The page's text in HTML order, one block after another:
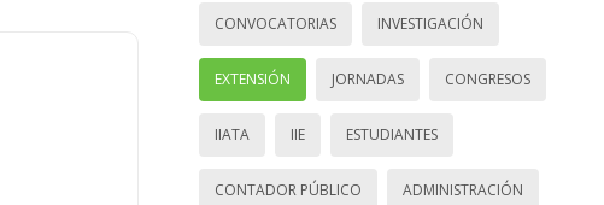
CONVOCATORIAS INVESTIGACIÓN
EXTENSIÓN JORNADAS CONGRESOS
IIATA IIE ESTUDIANTES
CONTADOR PÚBLICO ADMINISTRACIÓN